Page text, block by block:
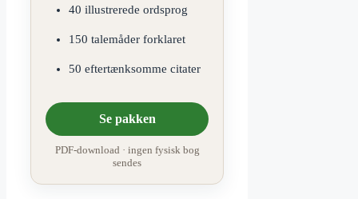
40 illustrerede ordsprog
150 talemåder forklaret
50 eftertænksomme citater
Se pakken
PDF-download · ingen fysisk bog
sendes